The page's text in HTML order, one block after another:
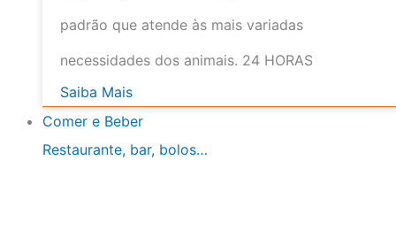
padrão que atende às mais variadas
necessidades dos animais. 24 HORAS
Saiba Mais
Comer e Beber
Restaurante, bar, bolos…